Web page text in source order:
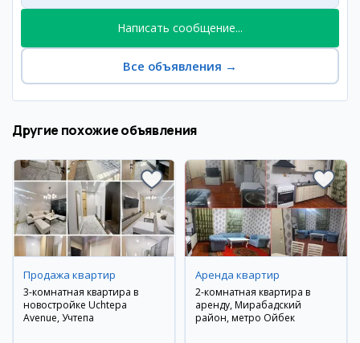
Написать сообщение...
Все объявления →
Другие похожие объявления
Продажа квартир
3-комнатная квартира в
новостройке Uchtepa
Avenue, Учтепа
Аренда квартир
2-комнатная квартира в
аренду, Мирабадский
район, метро Ойбек